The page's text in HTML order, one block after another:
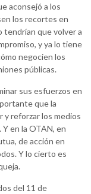
aconsejó a los
los recortes en
tendrían que volver a
y ya lo tiene
negocien los
públicas.
sus esfuerzos en
que la
y reforzar los medios
en la OTAN, en
de acción en
Y lo cierto es
del 11 de